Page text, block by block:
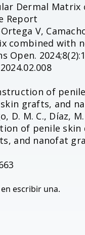
Dermal
Report
V,
combined with
Open.
of
grafts, and
M. C., Díaz, M.
of penile
and nanofat
escribir una.